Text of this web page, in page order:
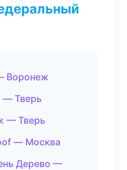
Воронеж
— Тверь
— Тверь
— Москва
Дерево —